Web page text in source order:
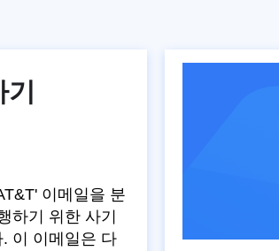
이메일을 분
하기 위한 사기
이 이메일은 다